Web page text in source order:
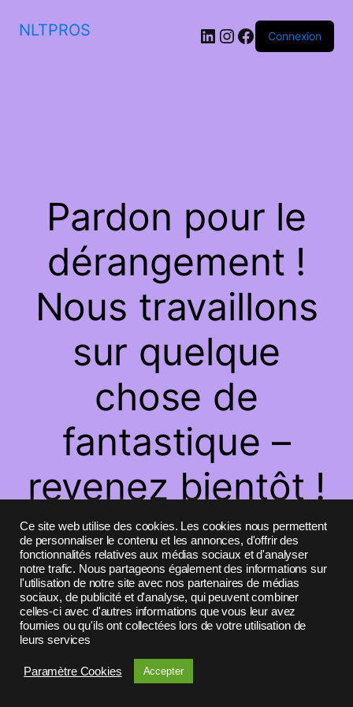
NLTPROS LinkedIn
Instagram
Facebook
Connexion
Pardon pour le
dérangement !
Nous travaillons
sur quelque
chose de
fantastique –
revenez bientôt !
Ce site web utilise des cookies. Les cookies nous permettent
de personnaliser le contenu et les annonces, d'offrir des
fonctionnalités relatives aux médias sociaux et d'analyser
notre trafic. Nous partageons également des informations sur
l'utilisation de notre site avec nos partenaires de médias
sociaux, de publicité et d'analyse, qui peuvent combiner
celles-ci avec d'autres informations que vous leur avez
fournies ou qu'ils ont collectées lors de votre utilisation de
leurs services
Paramètre Cookies Accepter